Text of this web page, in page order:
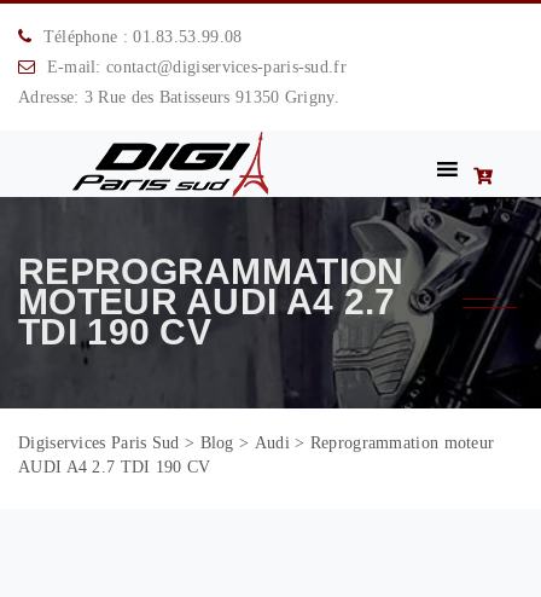
Téléphone : 01.83.53.99.08
E-mail: contact@digiservices-paris-sud.fr
Adresse: 3 Rue des Batisseurs 91350 Grigny.
REPROGRAMMATION
MOTEUR AUDI A4 2.7
TDI 190 CV
Digiservices Paris Sud > Blog > Audi> Reprogrammation moteur
AUDI A4 2.7 TDI 190 CV